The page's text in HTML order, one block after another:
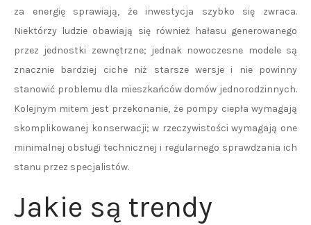
za energię sprawiają, że inwestycja szybko się zwraca.
Niektórzy ludzie obawiają się również hałasu generowanego
przez jednostki zewnętrzne; jednak nowoczesne modele są
znacznie bardziej ciche niż starsze wersje i nie powinny
stanowić problemu dla mieszkańców domów jednorodzinnych.
Kolejnym mitem jest przekonanie, że pompy ciepła wymagają
skomplikowanej konserwacji; w rzeczywistości wymagają one
minimalnej obsługi technicznej i regularnego sprawdzania ich
stanu przez specjalistów.
Jakie są trendy